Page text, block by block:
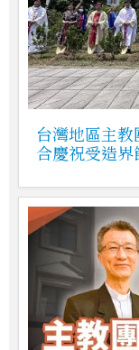
台灣地區主
合慶祝受造